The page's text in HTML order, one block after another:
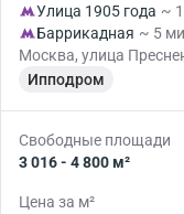
Улица 1905 года ~
Баррикадная ~ 5
Москва, улица
Ипподром
Свободные площади
3 016 - 4 800 м²
Цена за м²